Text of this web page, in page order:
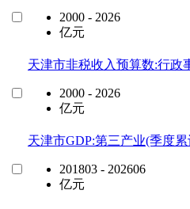
2000 - 2026
亿元
天津市非税收入预算数:行政
2000 - 2026
亿元
天津市GDP:第三产业(季度累
201803 - 202606
亿元